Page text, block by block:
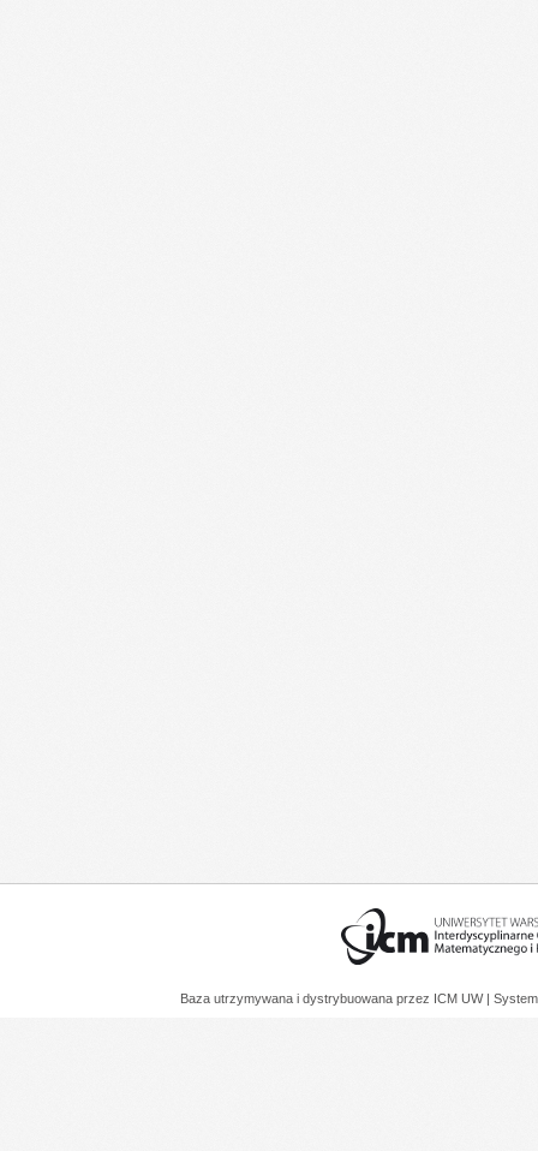
Baza utrzymywana i dystrybuowana przez ICM UW |